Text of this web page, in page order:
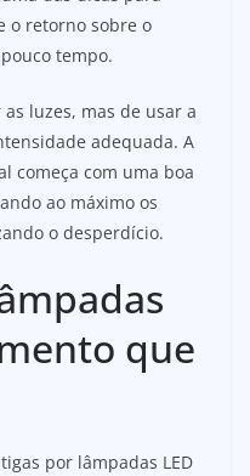
o retorno sobre o
tempo.
luzes, mas de usar a
adequada. A
começa com uma boa
ao máximo os
o desperdício.
que
por lâmpadas LED